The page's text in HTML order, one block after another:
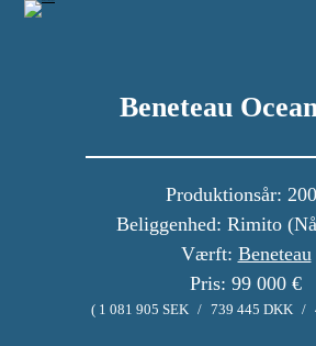
Beneteau
Produktionsår:
Beliggenhed: Rimito
Værft: Beneteau
Pris: 99 000 €
( 1 081 905 SEK / 739 445 DKK /